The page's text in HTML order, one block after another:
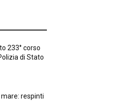
233° corso
di Stato
respinti